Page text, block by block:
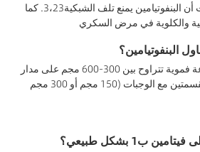
في مرض السكري، تم إثبات أن البنفوتيامين يمنع تلف الشبكية3،23. كما
والكلوية في مرض السكري
البنفوتيامين؟
يؤخذ البنفوتيامين عادة بجرعة فموية تتراوح بين 300-600 مجم على مدار
اليوم، وعادةً في جرعتين مقسمتين مع الوجبات (150 مجم أو 300 مجم
ب1 بشكل طبيعي؟